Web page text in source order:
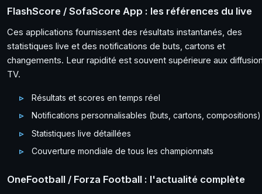
FlashScore / SofaScore App : les références du live
Ces applications fournissent des résultats instantanés, des
statistiques live et des notifications de buts, cartons et
changements. Leur rapidité est souvent supérieure aux
TV.
Résultats et scores en temps réel
Notifications personnalisables (buts, cartons, compositions)
Statistiques live détaillées
Couverture mondiale de tous les championnats
OneFootball / Forza Football : l'actualité complète